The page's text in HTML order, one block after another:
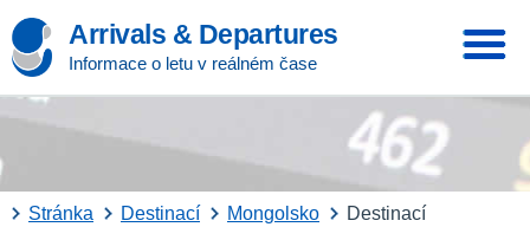
Arrivals & Departures
Informace o letu v reálném čase
Stránka Destinací Mongolsko Destinací